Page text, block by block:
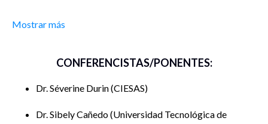
Mostrar más
CONFERENCISTAS/PONENTES:
Dr. Séverine Durin CIESAS
Dr. Sibely Cañedo Universidad Tecnológica de